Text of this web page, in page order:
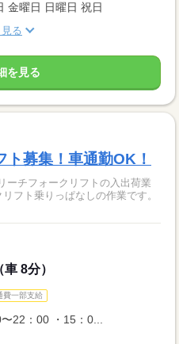
金曜日 日曜日 祝日
る
を見る
ト募集！車通勤OK！
ーチフォークリフトの入出荷業
フト乗りっぱなしの作業です。
8分）
費一部支給
22：00 ・15：0...